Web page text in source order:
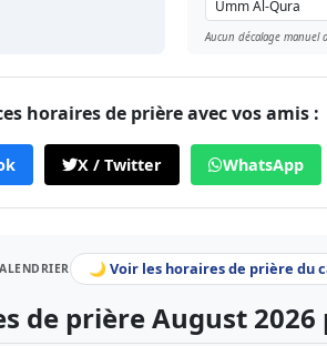
Aucun décalage manuel
horaires de prière avec vos amis :
X / Twitter WhatsApp
🌙 Voir les horaires de prière du
de prière August